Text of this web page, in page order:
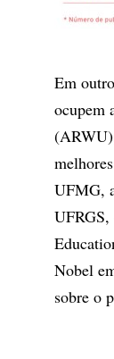
Em
ocupem
UFMG,
Nobel
sobre o